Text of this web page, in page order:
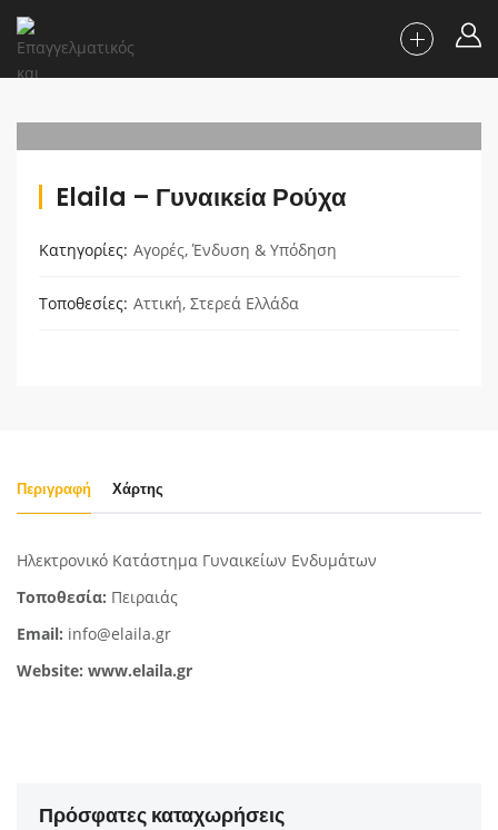
Elaila – Γυναικεία Ρούχα
Κατηγορίες Αγορές,Ένδυση & Υπόδηση
Τοποθεσίες Αττική, Στερεά Ελλάδα
Περιγραφή Χάρτης
Ηλεκτρονικό Κατάστημα Γυναικείων Ενδυμάτων
Τοποθεσία: Πειραιάς
Email: info@elaila.gr
Website: www.elaila.gr
Πρόσφατες καταχωρήσεις